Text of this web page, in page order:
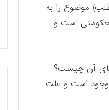
موضوع را به
حکومتی است و
آن چیست؟
است و علت